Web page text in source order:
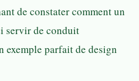
de constater comment un
servir de conduit
exemple parfait de design